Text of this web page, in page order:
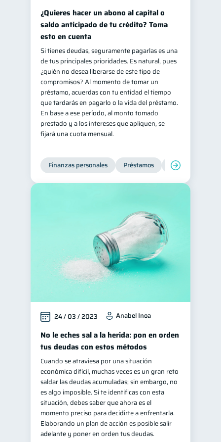
¿Quieres hacer un abono al capital o
saldo anticipado de tu crédito? Toma
esto en cuenta
Si tienes deudas, seguramente pagarlas es una
de tus principales prioridades. Es natural, pues
¿quién no desea liberarse de este tipo de
compromisos? Al momento de tomar un
préstamo, acuerdas con tu entidad el tiempo
que tardarás en pagarlo o la vida del préstamo.
En base a ese período, al monto tomado
prestado y a los intereses que apliquen, se
fijará una cuota mensual.
Finanzas personales Préstamos Productos
24 / 03 / 2023 Anabel Inoa
No le eches sal a la herida: pon en orden
tus deudas con estos métodos
Cuando se atraviesa por una situación
económica difícil, muchas veces es un gran reto
saldar las deudas acumuladas; sin embargo, no
es algo imposible. Si te identificas con esta
situación, debes saber que ahora es el
momento preciso para decidirte a enfrentarla.
Elaborando un plan de acción es posible salir
adelante y poner en orden tus deudas.